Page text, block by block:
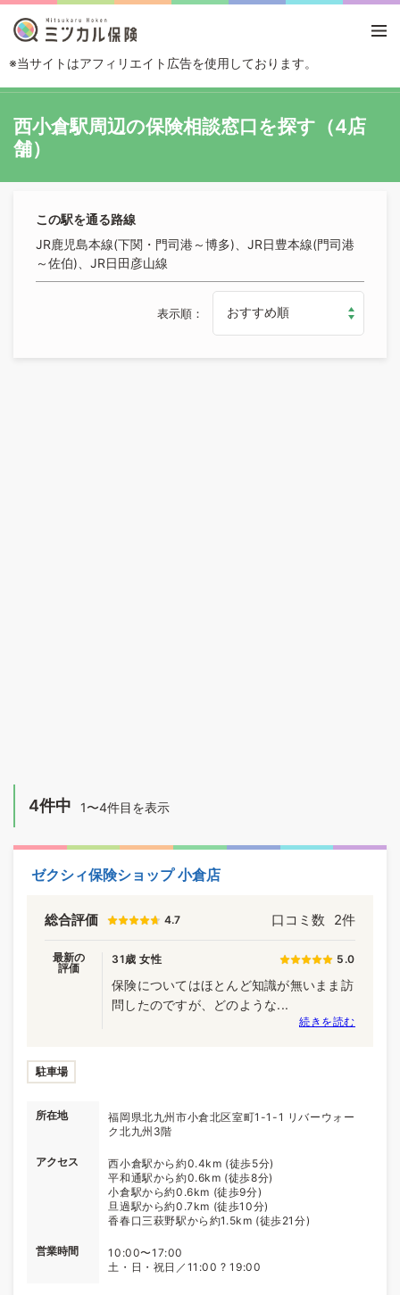
※当サイトはアフィリエイト広告を使用しております。
西小倉駅周辺の保険相談窓口を探す（4店
舗）
この駅を通る路線
JR鹿児島本線(下関・門司港～博多)、JR日豊本線(門司港
～佐伯)、JR日田彦山線
表示順
4件中 1〜4件目を表示
ゼクシィ保険ショップ 小倉店
総合評価 4.7 口コミ数 2件
最新の
評価
31歳 女性 5.0
保険についてはほとんど知識が無いまま訪
問したのですが、どのような...
続きを読む
駐車場
所在地
福岡県北九州市小倉北区室町1-1-1 リバーウォー
ク北九州3階
アクセス
西小倉駅から約0.4km (徒歩5分)
平和通駅から約0.6km (徒歩8分)
小倉駅から約0.6km (徒歩9分)
旦過駅から約0.7km (徒歩10分)
香春口三萩野駅から約1.5km (徒歩21分)
営業時間
10:00〜17:00
土・日・祝日／11:00 ? 19:00